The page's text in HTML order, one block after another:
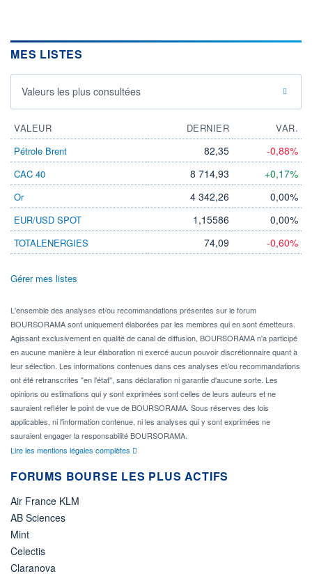
MES LISTES
Valeurs les plus consultées
VALEUR DERNIER
VAR.
Pétrole Brent
82,35 -0,88%
CAC 40 8 714,93 +0,17%
Or 4 342,26 0,00%
EUR/USD SPOT 1,15586 0,00%
TOTALENERGIES 74,09 -0,60%
Gérer mes listes
L'ensemble des analyses et/ou recommandations présentes sur le forum
BOURSORAMA sont uniquement élaborées par les membres qui en sont émetteurs.
Agissant exclusivement en qualité de canal de diffusion, BOURSORAMA n'a participé
en aucune manière à leur élaboration ni exercé aucun pouvoir discrétionnaire quant à
leur sélection. Les informations contenues dans ces analyses et/ou recommandations
ont été retranscrites "en l'état", sans déclaration ni garantie d'aucune sorte. Les
opinions ou estimations qui y sont exprimées sont celles de leurs auteurs et ne
sauraient refléter le point de vue de BOURSORAMA. Sous réserves des lois
applicables, ni l'information contenue, ni les analyses qui y sont exprimées ne
sauraient engager la responsabilité BOURSORAMA.
Lire les mentions légales complètes
FORUMS BOURSE LES PLUS ACTIFS
Air France KLM
AB Sciences
Mint
Celectis
Claranova